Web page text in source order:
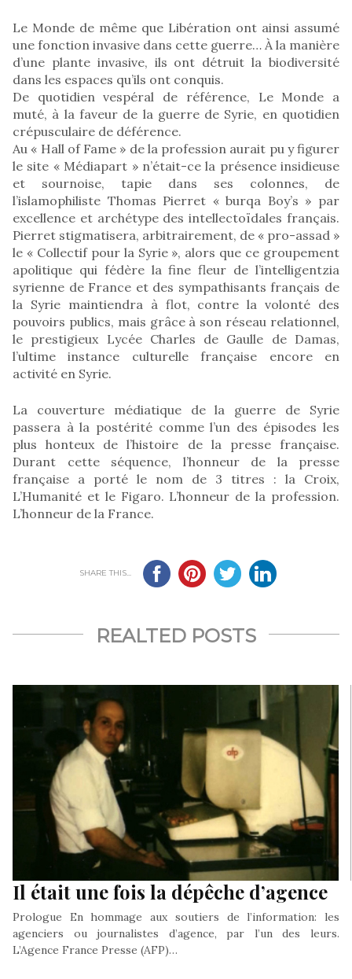
Le Monde de même que Libération ont ainsi assumé
une fonction invasive dans cette guerre… À la manière
d’une plante invasive, ils ont détruit la biodiversité
dans les espaces qu’ils ont conquis.
De quotidien vespéral de référence, Le Monde a
muté, à la faveur de la guerre de Syrie, en quotidien
crépusculaire de déférence.
Au « Hall of Fame » de la profession aurait pu y figurer
le site « Médiapart » n’était-ce la présence insidieuse
et sournoise, tapie dans ses colonnes, de
l’islamophiliste Thomas Pierret « burqa Boy’s » par
excellence et archétype des intellectoïdales français.
Pierret stigmatisera, arbitrairement, de « pro-assad »
le « Collectif pour la Syrie », alors que ce groupement
apolitique qui fédère la fine fleur de l’intelligentzia
syrienne de France et des sympathisants français de
la Syrie maintiendra à flot, contre la volonté des
pouvoirs publics, mais grâce à son réseau relationnel,
le prestigieux Lycée Charles de Gaulle de Damas,
l’ultime instance culturelle française encore en
activité en Syrie.
La couverture médiatique de la guerre de Syrie
passera à la postérité comme l’un des épisodes les
plus honteux de l’histoire de la presse française.
Durant cette séquence, l’honneur de la presse
française a porté le nom de 3 titres : la Croix,
L’Humanité et le Figaro. L’honneur de la profession.
L’honneur de la France.
SHARE THIS...
REALTED POSTS
Il était une fois la dépêche d’agence
Prologue En hommage aux soutiers de l’information: les
agenciers ou journalistes d’agence, par l’un des leurs.
L’Agence France Presse (AFP)…